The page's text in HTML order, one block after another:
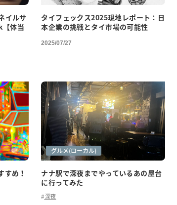
イルサ
体当
タイフェックス2025現地レポート：日
本企業の挑戦とタイ市場の可能性
2025/07/27
すめ！
ナナ駅で深夜までやっているあの屋台
に行ってみた
グルメ
グルメ(ローカル)
深夜